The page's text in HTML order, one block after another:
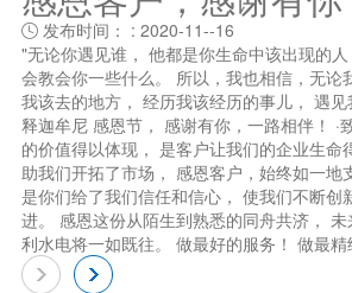
发布时间： : 2020-11--16
"无论你遇见谁， 他都是你生命中该出现的
会教会你一些什么。 所以，我也相信，无论
我该去的地方， 经历我该经历的事儿， 遇
释迦牟尼 感恩节， 感谢有你，一路相伴！ ·
的价值得以体现， 是客户让我们的企业生命
助我们开拓了市场， 感恩客户，始终如一地
是你们给了我们信任和信心， 使我们不断创
进。 感恩这份从陌生到熟悉的同舟共济，
利水电将一如既往。 做最好的服务！ 做最精